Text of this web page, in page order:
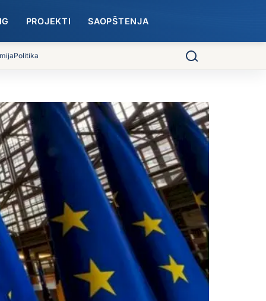
PROJEKTI SAOPŠTENJA
Politika
Pretraga